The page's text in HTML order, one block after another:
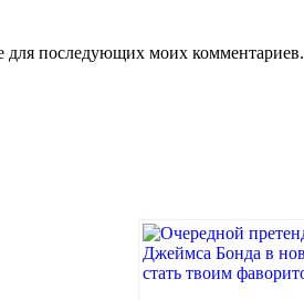
для последующих моих комментариев.